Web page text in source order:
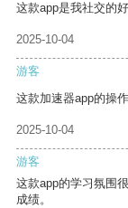
这款app是我社交的
2025-10-04
游客
这款加速器app的操
2025-10-04
游客
这款app的学习氛围
成绩。